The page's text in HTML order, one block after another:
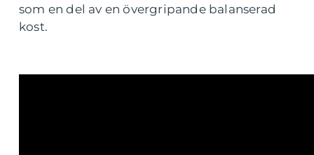
som en del av en övergripande balanserad
kost.